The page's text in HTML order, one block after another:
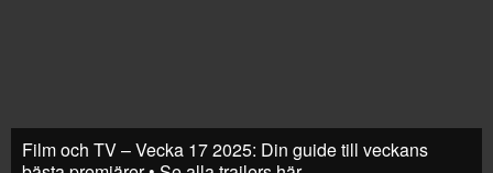
Film och TV – Vecka 17 2025: Din guide till veckans